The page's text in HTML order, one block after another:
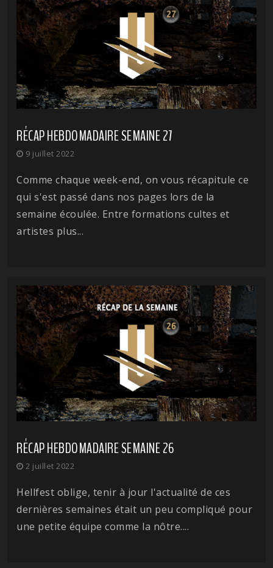
RÉCAP HEBDOMADAIRE SEMAINE 27
9 juillet 2022
Comme chaque week-end, on vous récapitule ce
qui s'est passé dans nos pages lors de la
semaine écoulée. Entre formations cultes et
artistes plus...
RÉCAP HEBDOMADAIRE SEMAINE 26
2 juillet 2022
Hellfest oblige, tenir à jour l'actualité de ces
dernières semaines était un peu compliqué pour
une petite équipe comme la nôtre....